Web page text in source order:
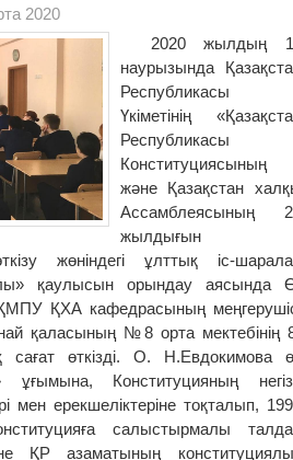
2020
2020 жылдың
наурызында
Республикасы
Үкіметінің
Республикасы
Конституциясының
және Қазақстан
Ассамблеясының
жылдығын
жөніндегі ұлттық іс-
қаулысын орындау аясында
ҚХА кафедрасының
қаласының №8 орта мектебінің
сағат өткізді. О. Н.Евдокимова
ұғымына, Конституцияның
мен ерекшеліктеріне тоқталып,
салыстырмалы
ҚР азаматының